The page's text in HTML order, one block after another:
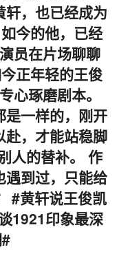
，也已经成为
今的他，已经
员在片场聊聊
正年轻的王俊
心琢磨剧本。
是一样的，刚开
赴，才能站稳脚
人的替补。 作
遇到过，只能给
#黄轩说王俊凯
1921印象最深